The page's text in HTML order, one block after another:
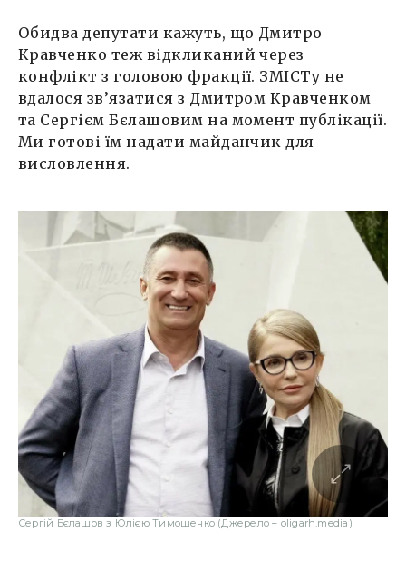
Обидва депутати кажуть, що Дмитро
Кравченко теж відкликаний через
конфлікт з головою фракції. ЗМІСТу не
вдалося зв’язатися з Дмитром Кравченком
та Сергієм Бєлашовим на момент публікації.
Ми готові їм надати майданчик для
висловлення.
Сергій Бєлашов з Юлією Тимошенко (Джерело – oligarh.media)